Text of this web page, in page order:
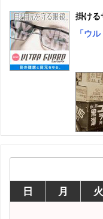
掛け
「ウ
日
月 火